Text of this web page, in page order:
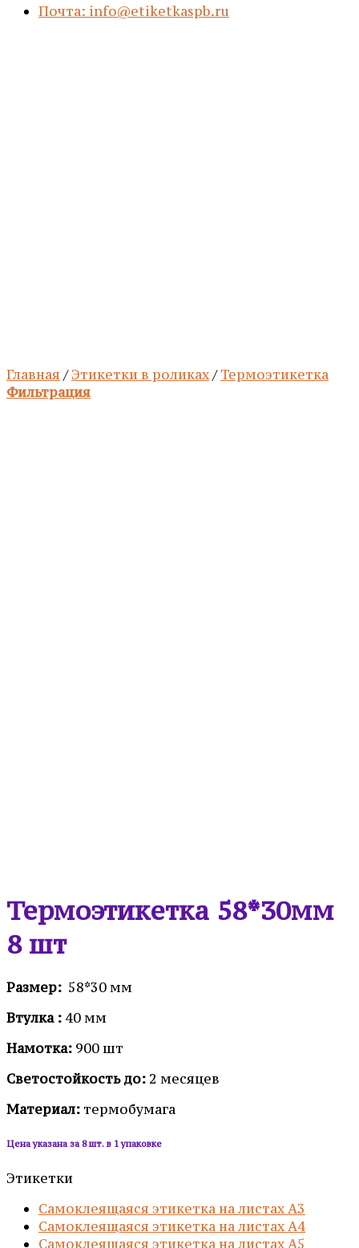
Почта: info@etiketkaspb.ru
Главная / Этикетки в роликах/Термоэтикетка
Фильтрация
Термоэтикетка 58*30мм
8 шт
Размер: 58*30 мм
Втулка : 40 мм
Намотка: 900 шт
Светостойкость до: 2 месяцев
Материал:термобумага
Цена указана за 8 шт. в 1 упаковке
Этикетки
Самоклеящаяся этикетка на листах А3
Самоклеящаяся этикетка на листах А4
Самоклеящаяся этикетка на листах А5